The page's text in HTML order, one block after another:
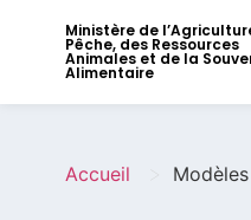
Ministère de
Pêche, des Ressources
Animales et de la
Alimentaire
Accueil